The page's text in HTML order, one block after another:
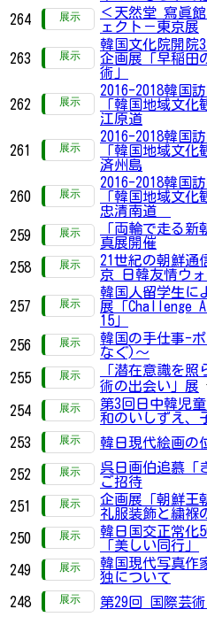
264
＜天然堂 寫眞
ェクト－東京展
263
韓国文化院開院
企画展「早稲田
術」
262
2016-2018韓国
「韓国地域文化
江原道
261
2016-2018韓国
「韓国地域文化
済州島
260
2016-2018韓国
「韓国地域文化
忠清南道
259
「両輪で走る新
真展開催
258
21世紀の朝鮮
京 日韓友情ウ
257
韓国人留学生に
展「Challenge
15」
256
韓国の手仕事-
なぐ)～
255
「潜在意識を照
術の出会い」展
254
第3回日中韓児
和のいしずえ、
253
韓日現代絵画の
252
呉日画伯追慕「
ご招待
251
企画展「朝鮮王
礼服装飾と繍褓
250
韓日国交正常化
「美しい同行」
249
韓国現代写真作
独について
248
第29回 国際芸